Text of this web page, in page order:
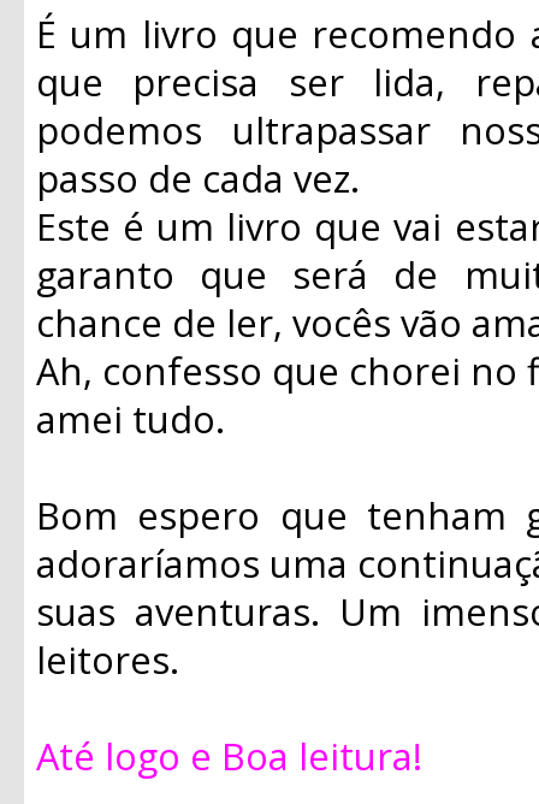
É um livro que
que precisa ser lida,
podemos ultrapassar
passo de cada vez.
Este é um livro que vai
garanto que será de
chance de ler, vocês vão
Ah, confesso que chorei
amei tudo.
Bom espero que tenham
adoraríamos uma
suas aventuras. Um
leitores.
Até logo e Boa leitura!